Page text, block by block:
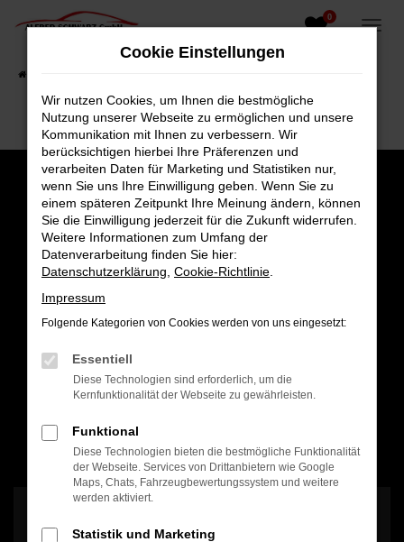
Zum
0
4,8
100% Weiterempfehlung
Cookie Einstellungen
Wir nutzen Cookies, um Ihnen die bestmögliche
Nutzung unserer Webseite zu ermöglichen und unsere
Kommunikation mit Ihnen zu verbessern. Wir
berücksichtigen hierbei Ihre Präferenzen und
verarbeiten Daten für Marketing und Statistiken nur,
wenn Sie uns Ihre Einwilligung geben. Wenn Sie zu
einem späteren Zeitpunkt Ihre Meinung ändern, können
Sie die Einwilligung jederzeit für die Zukunft widerrufen.
Weitere Informationen zum Umfang der
Datenverarbeitung finden Sie hier:
Datenschutzerklärung Cookie-Richtlinie
Impressum
Folgende Kategorien von Cookies werden von uns eingesetzt:
Essentiell
Diese Technologien sind erforderlich, um die
Kernfunktionalität der Webseite zu gewährleisten.
Funktional
Diese Technologien bieten die bestmögliche Funktionalität
der Webseite. Services von Drittanbietern wie Google
Maps, Chats, Fahrzeugbewertungssystem und weitere
werden aktiviert.
Statistik und Marketing